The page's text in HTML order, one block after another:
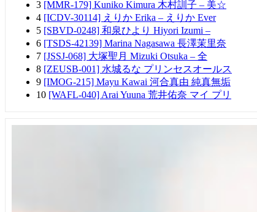
3 [MMR-179] Kuniko Kimura 木村訓子 – 美☆
4 [ICDV-30114] えりか Erika – えりか Ever
5 [SBVD-0248] 和泉ひより Hiyori Izumi –
6 [TSDS-42139] Marina Nagasawa 長澤茉里奈
7 [JSSJ-068] 大塚聖月 Mizuki Otsuka – 全
8 [ZEUSB-001] 水城るな プリンセスオールス
9 [IMOG-215] Mayu Kawai 河合真由 純真無垢
10 [WAFL-040] Arai Yuuna 荒井佑奈 マイ プリ